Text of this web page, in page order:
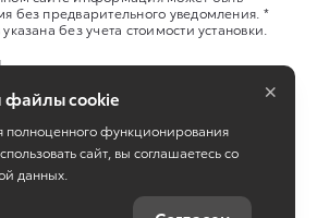
без предварительного уведомления. *
без учета стоимости установки.
файлы cookie
полноценного функционирования
сайт, вы соглашаетесь со
данных.
×